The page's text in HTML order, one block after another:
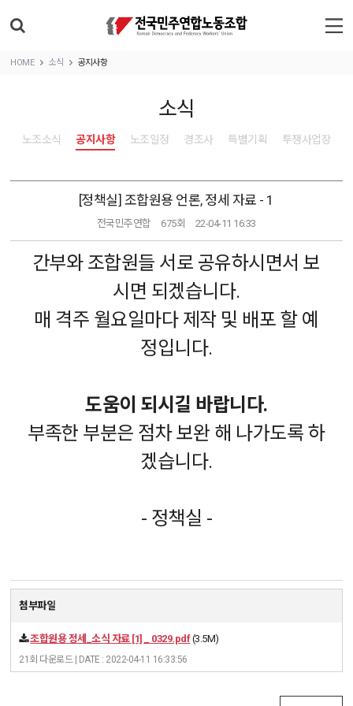
HOME 소식 공지사항
소식
노조소식 공지사항 노조일정 경조사 특별기획 투쟁사업장
[정책실] 조합원용 언론, 정세 자료 - 1
전국민주연합 675회 22-04-11 16:33
간부와 조합원들 서로 공유하시면서 보
시면 되겠습니다.
매 격주 월요일마다 제작 및 배포 할 예
정입니다.
도움이 되시길 바랍니다.
부족한 부분은 점차 보완 해 나가도록 하
겠습니다.
- 정책실 -
첨부파일
조합원용 정세_소식 자료 [1] _ 0329.pdf(3.5M)
21회 다운로드 | DATE : 2022-04-11 16:33:56